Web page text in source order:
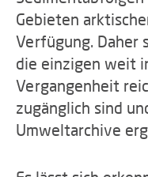
Gebieten
Verfügung. Daher
die einzigen weit
Vergangenheit
zugänglich sind
Umweltarchive